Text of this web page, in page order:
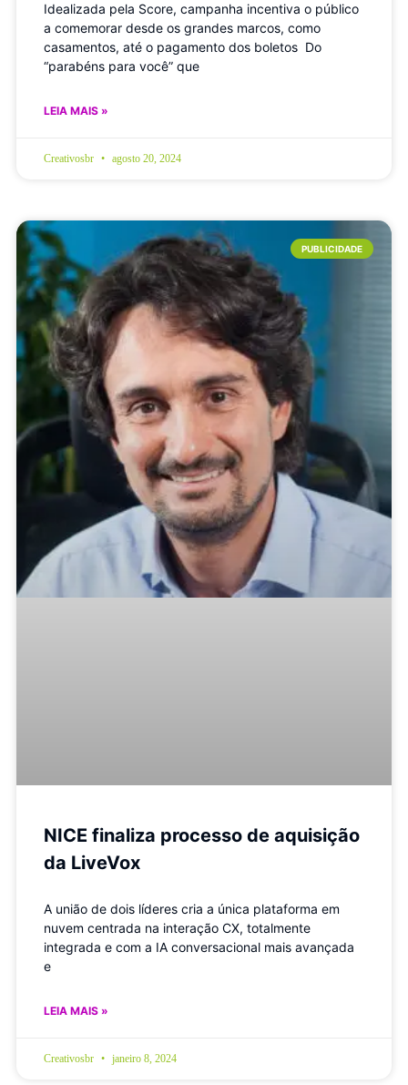
Idealizada pela Score, campanha incentiva o público
a comemorar desde os grandes marcos, como
casamentos, até o pagamento dos boletos Do
“parabéns para você” que
LEIA MAIS »
Creativosbr agosto 20, 2024
PUBLICIDADE
NICE finaliza processo de aquisição
da LiveVox
A união de dois líderes cria a única plataforma em
nuvem centrada na interação CX, totalmente
integrada e com a IA conversacional mais avançada
e
LEIA MAIS »
Creativosbr janeiro 8, 2024